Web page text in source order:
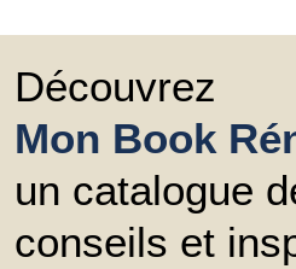
Découvrez
Mon Book
un catalogue
conseils et